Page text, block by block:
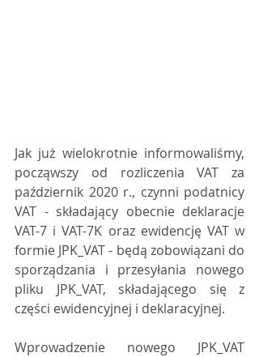
Jak już wielokrotnie informowaliśmy,
począwszy od rozliczenia VAT za
październik 2020 r., czynni podatnicy
VAT - składający obecnie deklaracje
VAT-7 i VAT-7K oraz ewidencję VAT w
formie JPK_VAT - będą zobowiązani do
sporządzania i przesyłania nowego
pliku JPK_VAT, składającego się z
części ewidencyjnej i deklaracyjnej.
Wprowadzenie nowego JPK_VAT